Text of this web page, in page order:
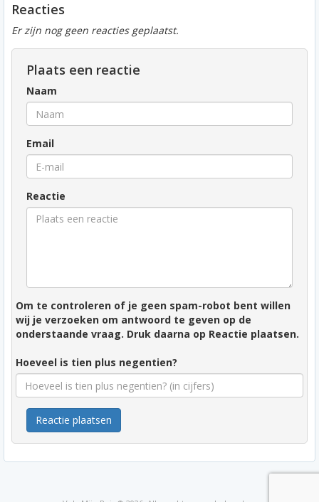
Reacties
Er zijn nog geen reacties geplaatst.
Plaats een reactie
Naam
Email
Reactie
Om te controleren of je geen spam-robot bent willen
wij je verzoeken om antwoord te geven op de
onderstaande vraag. Druk daarna op Reactie plaatsen.
Hoeveel is tien plus negentien?
Reactie plaatsen